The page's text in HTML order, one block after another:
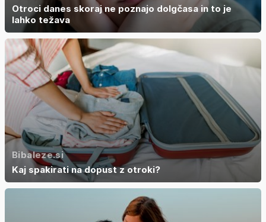
Otroci danes skoraj ne poznajo dolgčasa in to je
lahko težava
Bibaleze.si
Kaj spakirati na dopust z otroki?